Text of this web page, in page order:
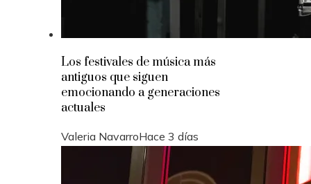
Los festivales de música más
antiguos que siguen
emocionando a generaciones
actuales
Valeria NavarroHace 3 días